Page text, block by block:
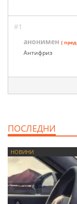
#1
анонимен (
Антифриз
ПОСЛЕДНИ
НОВИНИ